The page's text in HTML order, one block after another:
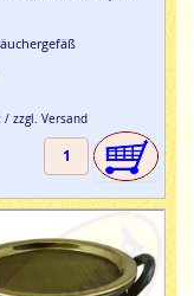
zzgl. Versand